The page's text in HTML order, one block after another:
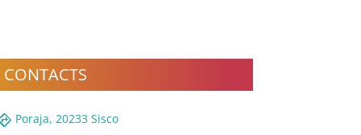
CONTACTS
Poraja, 20233 Sisco